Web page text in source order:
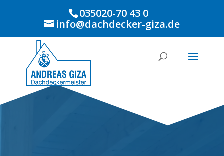
035020-70 43 0
info@dachdecker-giza.de